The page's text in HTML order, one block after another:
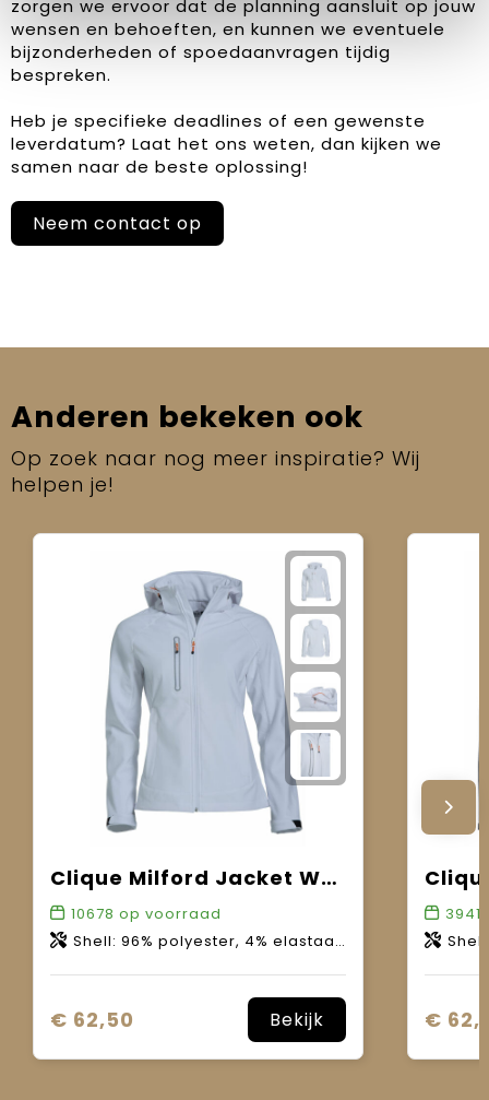
zorgen we ervoor dat de planning aansluit op jouw
wensen en behoeften, en kunnen we eventuele
bijzonderheden of spoedaanvragen tijdig
bespreken.
Heb je specifieke deadlines of een gewenste
leverdatum? Laat het ons weten, dan kijken we
samen naar de beste oplossing!
Neem contact op
Anderen bekeken ook
Op zoek naar nog meer inspiratie? Wij
helpen je!
Clique Milford Jacket Women
10678 op voorraad
Shell: 96% polyester, 4% elastaan. Voering: 100% polyester. WP 3000mm. MVP 3000g/m2-24h.
€ 62,50 Bekijk
39411
Shell: 96%
€